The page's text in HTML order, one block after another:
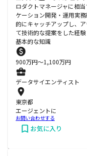
ロダクトマネージャに相
ケーション開発・運用実
的にキャッチアップし、
て技術的な提案をした経
基本的な知識
900万円〜1,100万円
データサイエンティスト
東京都
エージェントに
お問い合わせする
お気に入り